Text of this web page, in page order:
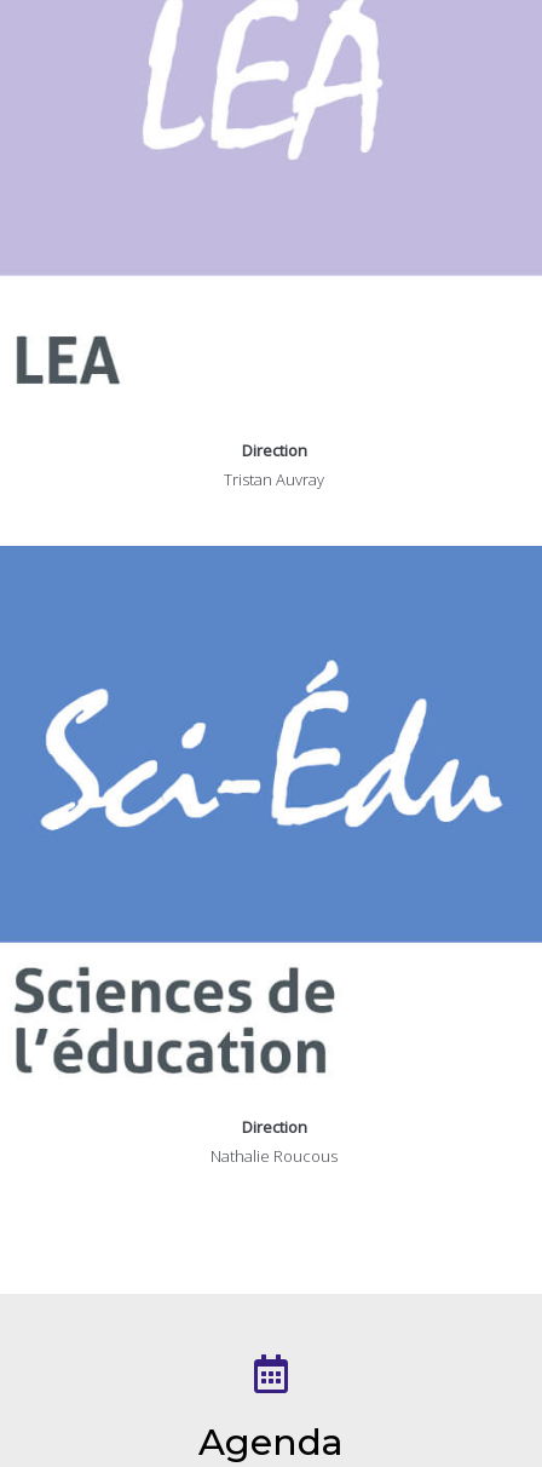
Direction
Tristan Auvray
Direction
Nathalie Roucous
Agenda